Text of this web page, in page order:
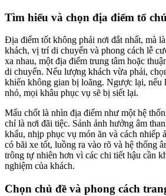
Tìm hiểu và chọn địa điểm tổ
Địa điểm tốt không phải nơi đắt nhất, mà
khách, vị trí di chuyển và phong cách lễ
xa nhau, một địa điểm trung tâm hoặc
di chuyển. Nếu lượng khách vừa phải,
khiến không gian bị loãng. Ngược lại, nếu
nhỏ, mọi khâu phục vụ sẽ bị siết lại.
Mấu chốt là nhìn địa điểm như một hệ
chỉ là nơi đãi tiệc. Sảnh ảnh hưởng âm
khấu, nhịp phục vụ món ăn và cách nhiếp
có bãi xe tốt, luồng ra vào rõ và hệ thống
trông tự nhiên hơn vì các chi tiết hậu cần
nghiệm của khách.
Chọn chủ đề và phong cách